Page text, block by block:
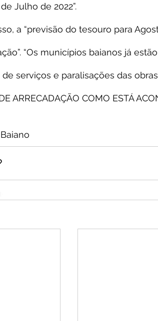
Julho de 2022”.
a “previsão do tesouro para
“Os municípios baianos já
serviços e paralisações das
ARRECADAÇÃO COMO ESTÁ